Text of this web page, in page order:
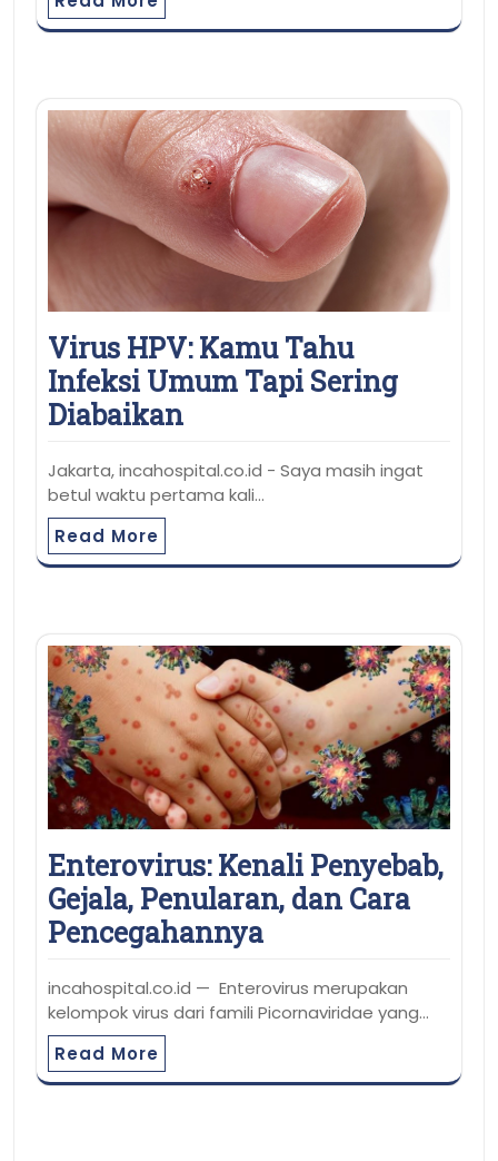
Virus HPV: Kamu Tahu
Infeksi Umum Tapi Sering
Diabaikan
Jakarta, incahospital.co.id - Saya masih ingat
betul waktu pertama kali…
Read More
Enterovirus: Kenali Penyebab,
Gejala, Penularan, dan Cara
Pencegahannya
incahospital.co.id — Enterovirus merupakan
kelompok virus dari famili Picornaviridae yang…
Read More